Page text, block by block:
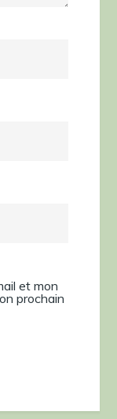
et mon
prochain